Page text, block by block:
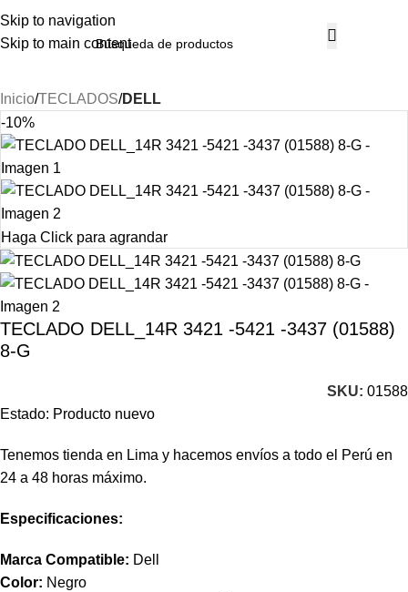
Skip to navigation
Skip to main content
Inicio TECLADOS DELL
-10%
Haga Click para agrandar
TECLADO DELL_14R 3421 -5421 -3437 (01588)
8-G
SKU: 01588
Estado: Producto nuevo
Tenemos tienda en Lima y hacemos envíos a todo el Perú en
24 a 48 horas máximo.
Especificaciones:
Marca Compatible: Dell
Color: Negro